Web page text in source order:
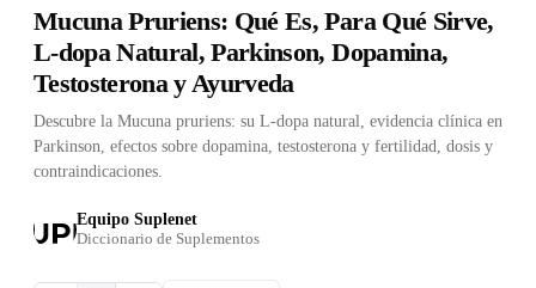
Mucuna Pruriens: Qué Es, Para Qué Sirve,
L-dopa Natural, Parkinson, Dopamina,
Testosterona y Ayurveda
Descubre la Mucuna pruriens: su L-dopa natural, evidencia clínica en
Parkinson, efectos sobre dopamina, testosterona y fertilidad, dosis y
contraindicaciones.
Equipo Suplenet
Diccionario de Suplementos